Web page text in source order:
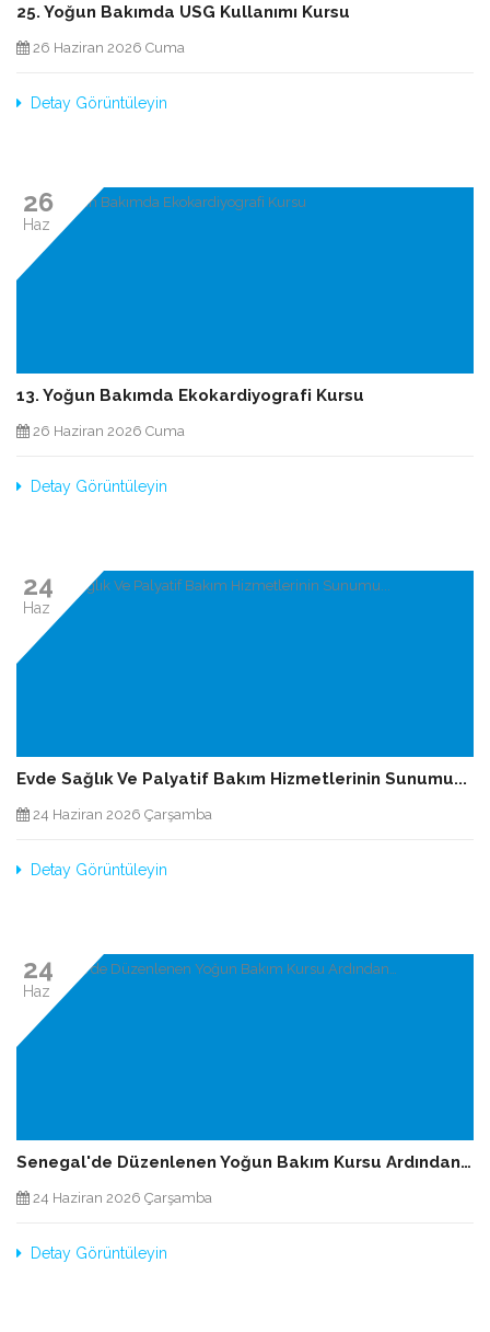
25. Yoğun Bakımda USG Kullanımı Kursu
26 Haziran 2026 Cuma
Detay Görüntüleyin
26
Haz
13. Yoğun Bakımda Ekokardiyografi Kursu
26 Haziran 2026 Cuma
Detay Görüntüleyin
24
Haz
Evde Sağlık Ve Palyatif Bakım Hizmetlerinin Sunumu...
24 Haziran 2026 Çarşamba
Detay Görüntüleyin
24
Haz
Senegal'de Düzenlenen Yoğun Bakım Kursu Ardından…
24 Haziran 2026 Çarşamba
Detay Görüntüleyin